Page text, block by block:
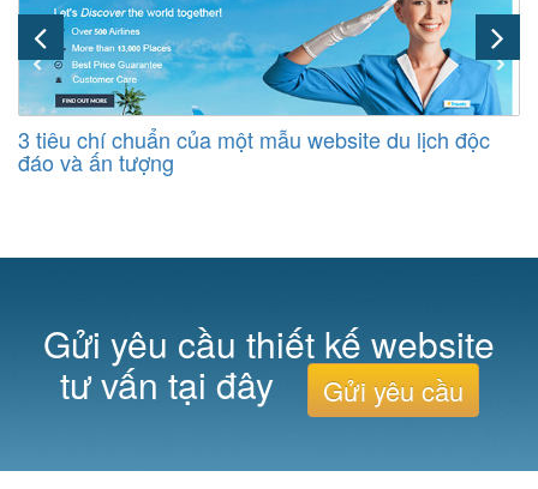
3 tiêu chí chuẩn của một mẫu website du lịch độc
đáo và ấn tượng
Gửi yêu cầu thiết kế website
tư vấn tại đây Gửi yêu cầu